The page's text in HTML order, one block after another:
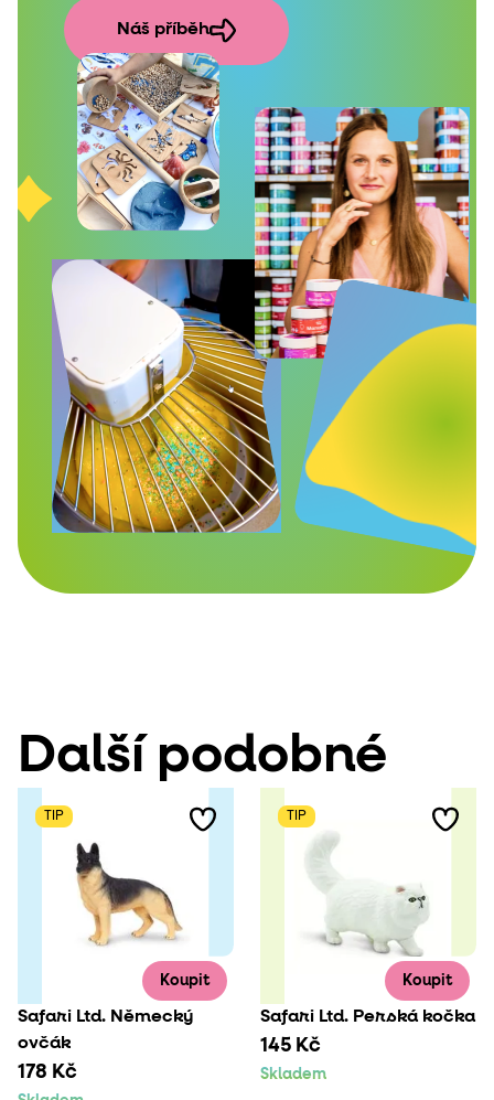
Náš příběh
Další podobné
TIP
Koupit
Safari Ltd. Německý
ovčák
178 Kč
TIP
Koupit
Safari Ltd. Perská kočka
145 Kč
Skladem